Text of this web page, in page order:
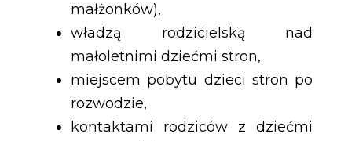
małżonków),
władzą rodzicielską nad
małoletnimi dziećmi stron,
miejscem pobytu dzieci stron po
rozwodzie,
kontaktami rodziców z dziećmi